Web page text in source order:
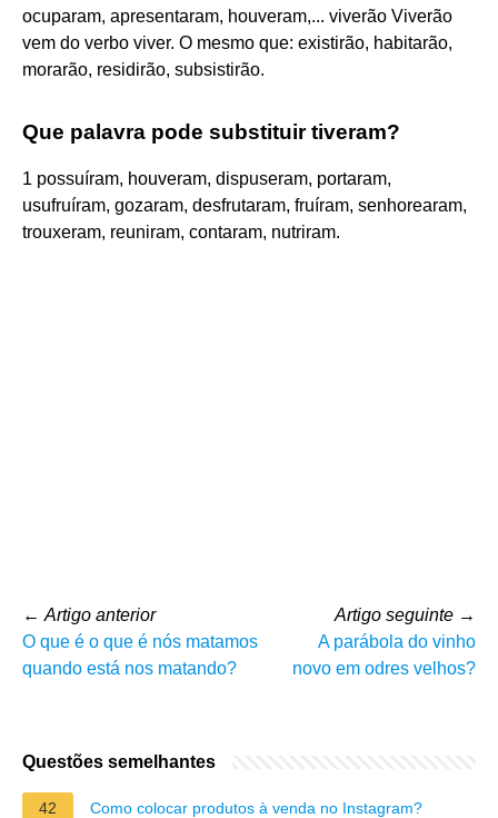
ocuparam, apresentaram, houveram,... viverão Viverão
vem do verbo viver. O mesmo que: existirão, habitarão,
morarão, residirão, subsistirão.
Que palavra pode substituir tiveram?
1 possuíram, houveram, dispuseram, portaram,
usufruíram, gozaram, desfrutaram, fruíram, senhorearam,
trouxeram, reuniram, contaram, nutriram.
← Artigo anterior
O que é o que é nós matamos
quando está nos matando?
Artigo seguinte →
A parábola do vinho
novo em odres velhos?
Questões semelhantes
42 Como colocar produtos à venda no Instagram?